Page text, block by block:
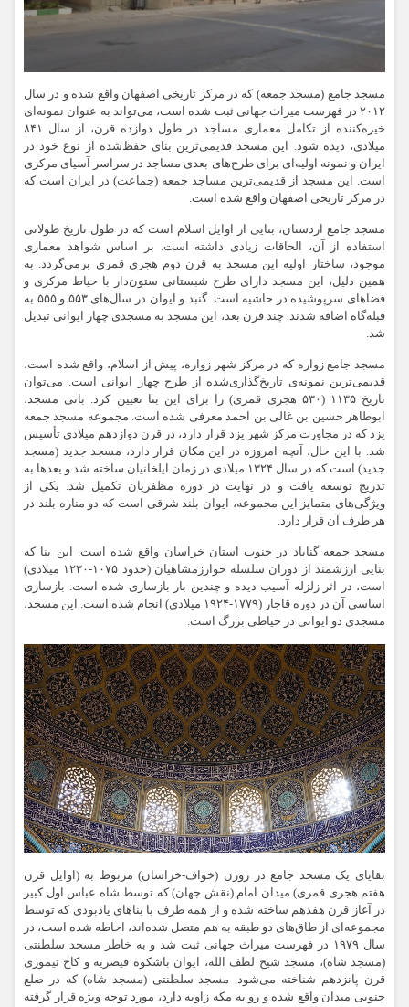
مسجد جامع (مسجد جمعه) که در مرکز تاریخی اصفهان واقع شده و در سال
۲۰۱۲ در فهرست میراث جهانی ثبت شده است، می‌تواند به عنوان نمونه‌ای
خیره‌کننده از تکامل معماری مساجد در طول دوازده قرن، از سال ۸۴۱
میلادی، دیده شود. این مسجد قدیمی‌ترین بنای حفظ‌شده از نوع خود در
ایران و نمونه اولیه‌ای برای طرح‌های بعدی مساجد در سراسر آسیای مرکزی
است. این مسجد از قدیمی‌ترین مساجد جمعه (جماعت) در ایران است که
در مرکز تاریخی اصفهان واقع شده است.
مسجد جامع اردستان، بنایی از اوایل اسلام است که در طول تاریخ طولانی
استفاده از آن، الحاقات زیادی داشته است. بر اساس شواهد معماری
موجود، ساختار اولیه این مسجد به قرن دوم هجری قمری برمی‌گردد. به
همین دلیل، این مسجد دارای طرح شبستانی ستون‌دار با حیاط مرکزی و
فضاهای سرپوشیده در حاشیه است. گنبد و ایوان در سال‌های ۵۵۳ و ۵۵۵ به
قبله‌گاه اضافه شدند. چند قرن بعد، این مسجد به مسجدی چهار ایوانی تبدیل
شد.
مسجد جامع زواره که در مرکز شهر زواره، پیش از اسلام، واقع شده است،
قدیمی‌ترین نمونه‌ی تاریخ‌گذاری‌شده از طرح چهار ایوانی است. می‌توان
تاریخ ۱۱۳۵
(۵۳۰ هجری قمری) را برای این بنا تعیین کرد. بانی مسجد،
ابوطاهر حسین بنغالی بن احمد معرفی شده است. مجموعه مسجد جمعه
یزد که در مجاورت مرکز شهر یزد قرار دارد، در قرن دوازدهم میلادی تأسیس
شد. با این حال، آنچه امروزه در این مکان قرار دارد، مسجد جدید (مسجد
جدید) است که در سال ۱۳۲۴ میلادی در زمان ایلخانیان ساخته شد و بعدها به
تدریج توسعه یافت و در نهایت در دوره مظفریان تکمیل شد. یکی از
ویژگی‌های متمایز این مجموعه، ایوان بلند شرقی است که دو مناره بلند در
هر طرف آن قرار دارد.
مسجد جمعه گناباد در جنوب استان خراسان واقع شده است. این بنا که
بنایی ارزشمند از دوران سلسله خوارزمشاهیان (حدود ۱۰۷۵-۱۲۳۰ میلادی)
است، در اثر زلزله آسیب دیده و چندین بار بازسازی شده است. بازسازی
اساسی آن در دوره قاجار (۱۷۷۹-۱۹۲۴ میلادی) انجام شده است. این مسجد،
مسجدی دو ایوانی در حیاطی بزرگ است.
بقایای یک مسجد جامع در زوزن (خواف-خراسان) مربوط به (اوایل قرن
هفتم هجری قمری) میدان امام (نقش جهان) که توسط شاه عباس اول کبیر
در آغاز قرن هفدهم ساخته شده و از همه طرف با بناهای یادبودی که توسط
مجموعه‌ای از طاق‌های دو طبقه به هم متصل شده‌اند، احاطه شده است، در
سال ۱۹۷۹ در فهرست میراث جهانی ثبت شد و به خاطر مسجد سلطنتی
(مسجد شاه)، مسجد شیخ لطف الله، ایوان باشکوه قیصریه و کاخ تیموری
قرن پانزدهم شناخته می‌شود. مسجد سلطنتی (مسجد شاه) که در ضلع
جنوبی میدان واقع شده و رو به مکه زاویه دارد، مورد توجه ویژه قرار گرفته